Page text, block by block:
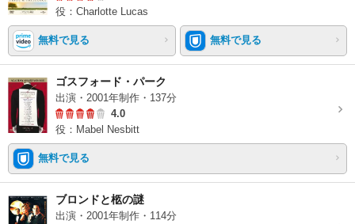
役：Charlotte Lucas
無料で見る 無料で見る
ゴスフォード・パーク
出演・2001年制作・137分
4.0
役：Mabel Nesbitt
無料で見る
ブロンドと柩の謎
出演・2001年制作・114分